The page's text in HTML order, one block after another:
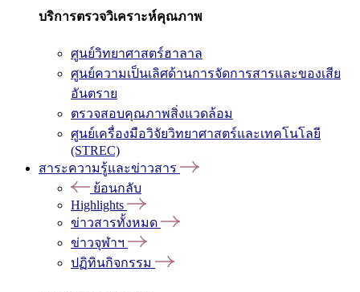
บริการตรวจวิเคราะห์คุณภาพ
ศูนย์วิทยาศาสตร์ฮาลาล
ศูนย์ความเป็นเลิศด้านการจัดการสารและของเสีย
อันตราย
ตรวจสอบคุณภาพสิ่งแวดล้อม
ศูนย์เครื่องมือวิจัยวิทยาศาสตร์และเทคโนโลยี
(STREC)
สาระความรู้และข่าวสาร
ย้อนกลับ
Highlights
ข่าวสารทั้งหมด
ข่าวจุฬาฯ
ปฏิทินกิจกรรม